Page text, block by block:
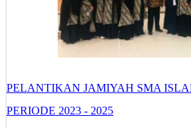
PELANTIKAN JAMIYAH SMA
PERIODE 2023 - 2025